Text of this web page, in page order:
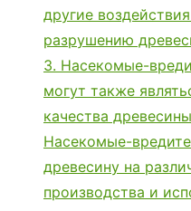
другие
разрушению
3. Насекомые-
могут также
качества
Насекомые-
древесину на
производства и